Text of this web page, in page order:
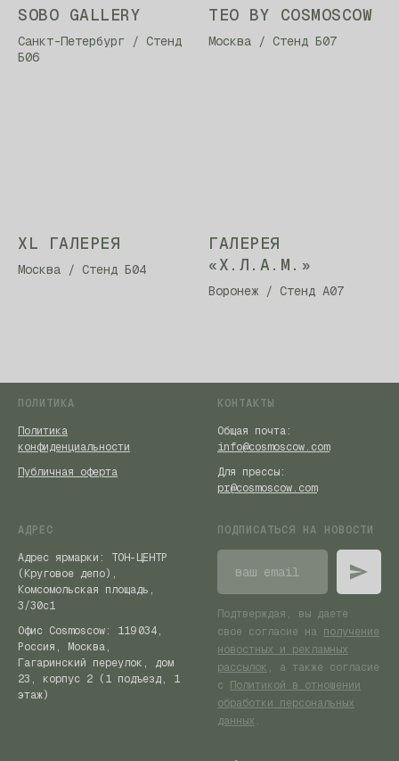
SOBO GALLERY
Санкт-Петербург / Стенд
Б06
TEO BY COSMOSCOW
Москва / Стенд Б07
XL ГАЛЕРЕЯ
Москва / Стенд Б04
ГАЛЕРЕЯ
«Х.Л.А.М.»
Воронеж / Стенд А07
ПОЛИТИКА
Политика
конфиденциальности
Публичная оферта
КОНТАКТЫ
Общая почта:
info@cosmoscow.com
Для прессы:
pr@cosmoscow.com
АДРЕС
Адрес ярмарки: ТОН-ЦЕНТР
(Круговое депо),
Комсомольская площадь,
3/30с1
Офис Cosmoscow: 119 034,
Россия, Москва,
Гагаринский переулок, дом
23, корпус 2 (1 подъезд, 1
этаж)
ПОДПИСАТЬСЯ НА НОВОСТИ
Подтверждая, вы даете
свое согласие на получение
новостных и рекламных
рассылок , а также согласие
с Политикой в отношении
обработки персональных
данных .